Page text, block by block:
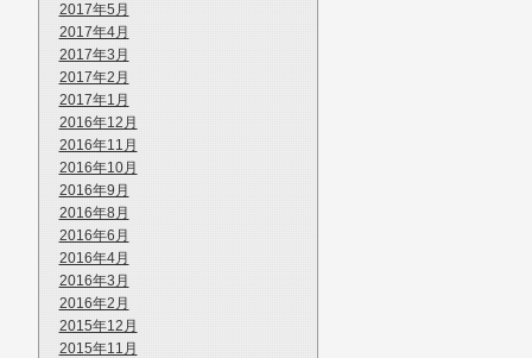
2017年5月
2017年4月
2017年3月
2017年2月
2017年1月
2016年12月
2016年11月
2016年10月
2016年9月
2016年8月
2016年6月
2016年4月
2016年3月
2016年2月
2015年12月
2015年11月